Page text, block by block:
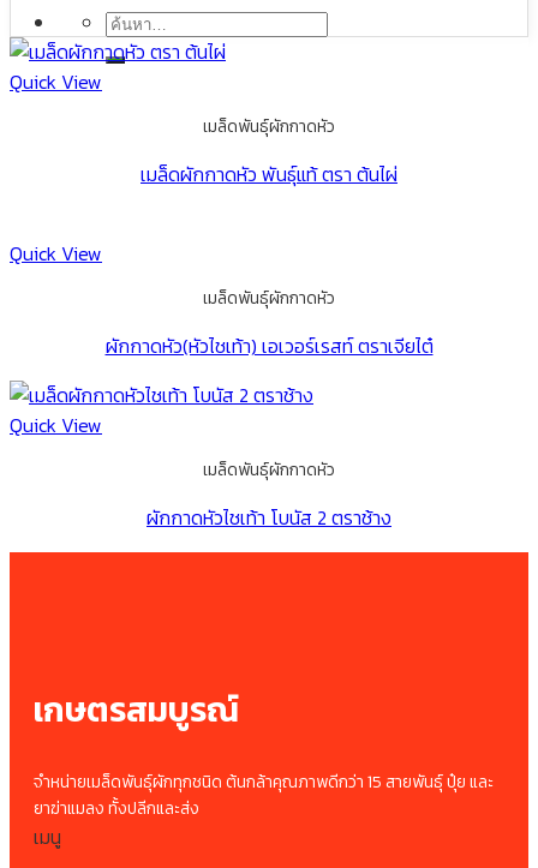
ค้นหา:
Quick View
เมล็ดพันธุ์ผักกาดหัว
เมล็ดผักกาดหัว พันธุ์แท้ ตรา ต้นไผ่
Quick View
เมล็ดพันธุ์ผักกาดหัว
ผักกาดหัว(หัวไชเท้า) เอเวอร์เรสท์ ตราเจียไต๋
Quick View
เมล็ดพันธุ์ผักกาดหัว
ผักกาดหัวไชเท้า โบนัส 2 ตราช้าง
เกษตรสมบูรณ์
จำหน่ายเมล็ดพันธุ์ผักทุกชนิด ต้นกล้าคุณภาพดีกว่า 15 สายพันธุ์ ปุ๋ย และ
ยาฆ่าแมลง ทั้งปลีกและส่ง
เมนู